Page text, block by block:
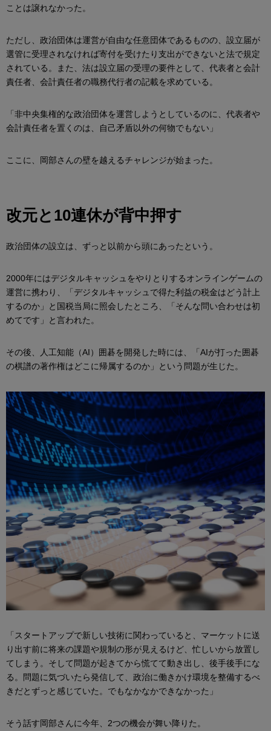
ことは譲れなかった。
ただし、政治団体は運営が自由な任意団体であるものの、設立届が
選管に受理されなければ寄付を受けたり支出ができないと法で規定
されている。また、法は設立届の受理の要件として、代表者と会計
責任者、会計責任者の職務代行者の記載を求めている。
「非中央集権的な政治団体を運営しようとしているのに、代表者や
会計責任者を置くのは、自己矛盾以外の何物でもない」
ここに、岡部さんの壁を越えるチャレンジが始まった。
改元と10連休が背中押す
政治団体の設立は、ずっと以前から頭にあったという。
2000年にはデジタルキャッシュをやりとりするオンラインゲームの
運営に携わり、「デジタルキャッシュで得た利益の税金はどう計上
するのか」と国税当局に照会したところ、「そんな問い合わせは初
めてです」と言われた。
その後、人工知能（AI）囲碁を開発した時には、「AIが打った囲碁
の棋譜の著作権はどこに帰属するのか」という問題が生じた。
「スタートアップで新しい技術に関わっていると、マーケットに送
り出す前に将来の課題や規制の形が見えるけど、忙しいから放置し
てしまう。そして問題が起きてから慌てて動き出し、後手後手にな
る。問題に気づいたら発信して、政治に働きかけ環境を整備するべ
きだとずっと感じていた。でもなかなかできなかった」
そう話す岡部さんに今年、2つの機会が舞い降りた。